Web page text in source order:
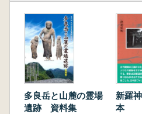
第2部 山寺の歴史的展開
宮都と周辺の山寺―飛鳥
―…………大西貴夫(奈良県
山寺と山岳祭祀遺
跡
(立正大学教授)
山寺と神社の構成―神仏
多良岳と山麓の霊場
遺跡 資料集
新羅
本